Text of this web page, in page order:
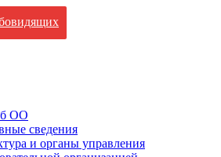
ОО
сведения
и органы управления